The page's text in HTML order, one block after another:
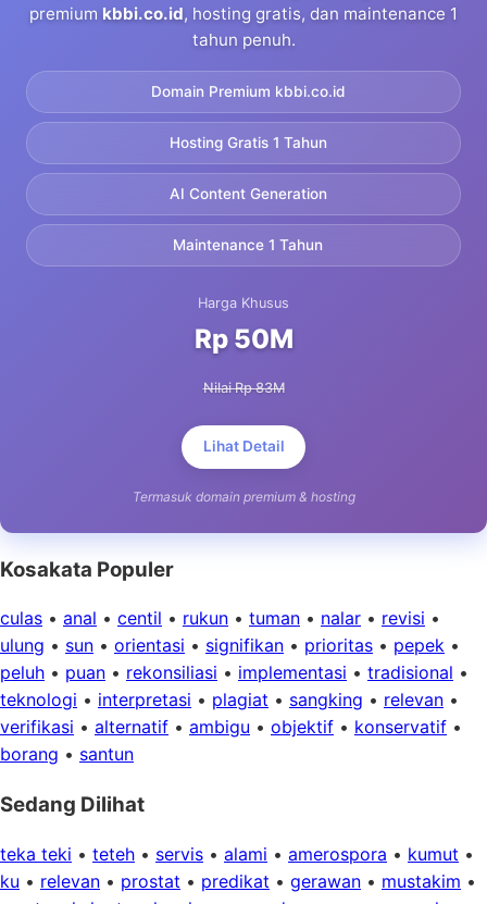
premium kbbi.co.id, hosting gratis, dan maintenance 1
tahun penuh.
Domain Premium kbbi.co.id
Hosting Gratis 1 Tahun
AI Content Generation
Maintenance 1 Tahun
Harga Khusus
Rp 50M
Nilai Rp 83M
Lihat Detail
Termasuk domain premium & hosting
Kosakata Populer
culas • anal • centil • rukun • tuman • nalar • revisi •
ulung • sun • orientasi • signifikan • prioritas • pepek •
peluh • puan • rekonsiliasi • implementasi • tradisional •
teknologi • interpretasi • plagiat • sangking • relevan •
verifikasi • alternatif • ambigu • objektif • konservatif •
borang • santun
Sedang Dilihat
teka teki • teteh • servis • alami • amerospora • kumut •
ku • relevan • prostat • predikat • gerawan • mustakim •